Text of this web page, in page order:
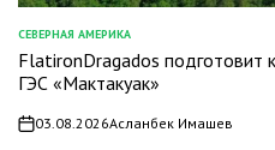
ОПУБЛИКОВАНО
В
СЕВЕРНАЯ АМЕРИКА
FlatironDragados подготовит
ГЭС «Мактакуак»
on03.08.2026Асланбек Имашев